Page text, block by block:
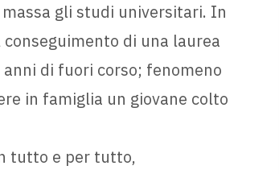
gli studi universitari. In
di una laurea
di fuori corso; fenomeno
in famiglia un giovane colto
tutto e per tutto,